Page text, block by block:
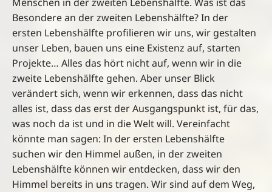
Besondere an der zweiten Lebenshälfte? In der
ersten Lebenshälfte profilieren wir uns, wir gestalten
unser Leben, bauen uns eine Existenz auf, starten
Projekte… Alles das hört nicht auf, wenn wir in die
zweite Lebenshälfte gehen. Aber unser Blick
verändert sich, wenn wir erkennen, dass das nicht
alles ist, dass das erst der Ausgangspunkt ist, für das,
was noch da ist und in die Welt will. Vereinfacht
könnte man sagen: In der ersten Lebenshälfte
suchen wir den Himmel außen, in der zweiten
Lebenshälfte können wir entdecken, dass wir den
Himmel bereits in uns tragen. Wir sind auf dem Weg,